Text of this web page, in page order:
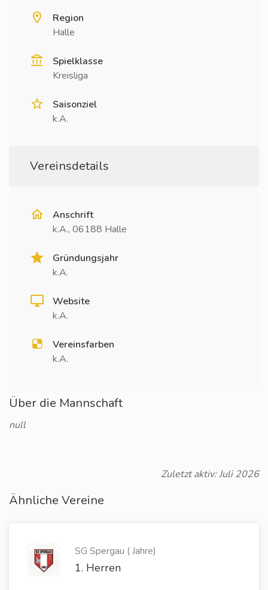
Region
Halle
Spielklasse
Kreisliga
Saisonziel
k.A.
Vereinsdetails
Anschrift
k.A., 06188 Halle
Gründungsjahr
k.A.
Website
k.A.
Vereinsfarben
k.A.
Über die Mannschaft
null
Zuletzt aktiv: Juli 2026
Ähnliche Vereine
SG Spergau ( Jahre)
1. Herren